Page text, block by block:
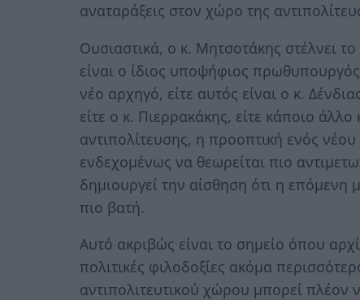
αναταράξεις στον χώρο της
Ουσιαστικά, ο κ. Μητσοτάκης στέλνει
είναι ο ίδιος υποψήφιος
νέο αρχηγό, είτε αυτός είναι ο κ.
είτε ο κ. Πιερρακάκης, είτε κάποιο
αντιπολίτευσης, η προοπτική ενός
ενδεχομένως να θεωρείται πιο
δημιουργεί την αίσθηση ότι η επόμενη
πιο βατή.
Αυτό ακριβώς είναι το σημείο όπου
πολιτικές φιλοδοξίες ακόμα
αντιπολιτευτικού χώρου μπορεί πλέον